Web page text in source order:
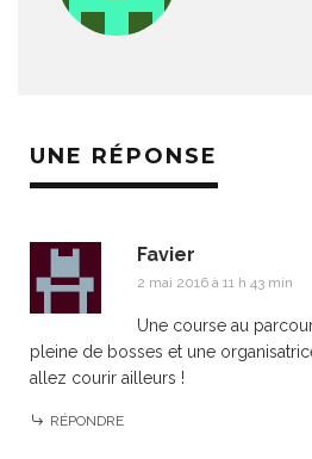
UNE RÉPONSE
Favier
2 mai 2016 à 11 h 43 min
Une course au
pleine de bosses et une
allez courir ailleurs !
RÉPONDRE